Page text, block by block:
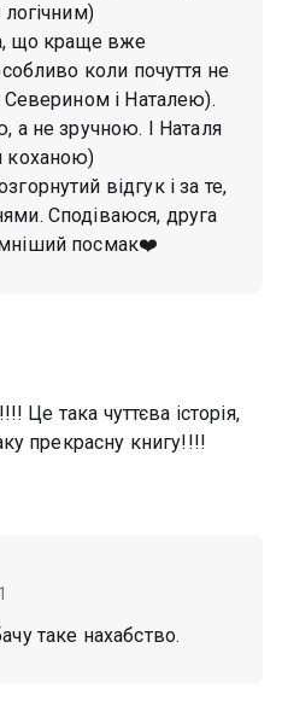
логічним)
що краще вже
коли почуття не
Северином і Наталею).
а не зручною. І Наталя
коханою)
відгук і за те,
Сподіваюся, друга
посмак❤️
Це така чуттєва історія,
прекрасну книгу!!!!
таке нахабство.